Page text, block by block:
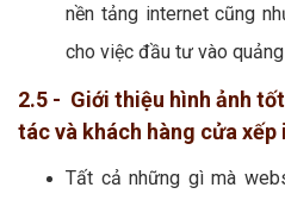
nền tảng internet cũng
cho việc đầu tư vào
2.5 - Giới thiệu hình ảnh
tác và khách hàng cửa xếp
Tất cả những gì mà